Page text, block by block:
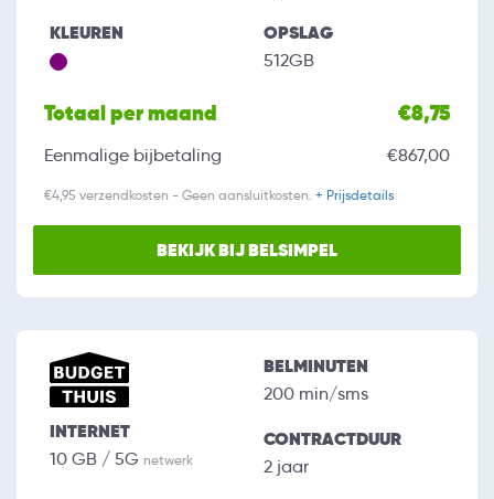
KLEUREN OPSLAG
512GB
Totaal per maand €8,75
Eenmalige bijbetaling €867,00
€4,95 verzendkosten - Geen aansluitkosten. + Prijsdetails
BEKIJK BIJ BELSIMPEL
INTERNET
10 GB / 5G netwerk
BELMINUTEN
200 min/sms
CONTRACTDUUR
2 jaar